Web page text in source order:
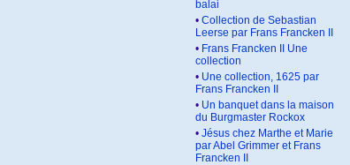
balai
• Collection de Sebastian
Leerse par Frans Francken II
• Frans Francken II Une
collection
• Une collection, 1625 par
Frans Francken II
• Un banquet dans la maison
du Burgmaster Rockox
• Jésus chez Marthe et Marie
par Abel Grimmer et Frans
Francken II